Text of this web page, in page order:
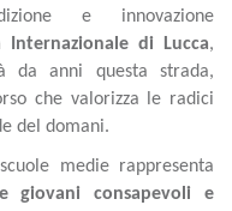
e innovazione
Internazionale di Lucca,
da anni questa strada,
che valorizza le radici
del domani.
medie rappresenta
giovani consapevoli e